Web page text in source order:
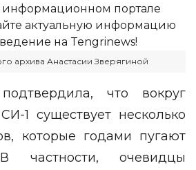
архива Анастасии Зверягиной
что вокруг
1 существует несколько
которые годами пугают
частности, очевидцы